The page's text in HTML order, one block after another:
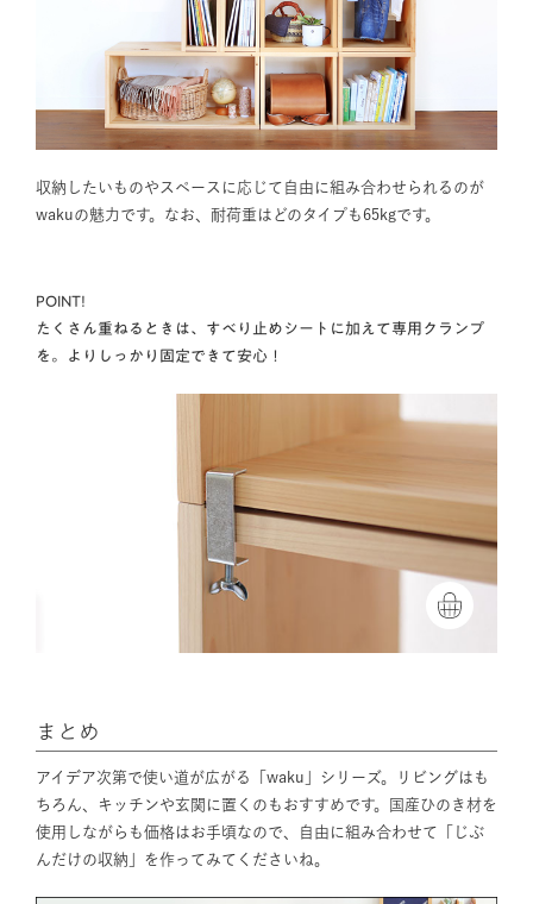
収納したいものやスペースに応じて自由に組み合わせられるのが
wakuの魅力です。なお、耐荷重はどのタイプも65kgです。
POINT!
たくさん重ねるときは、すべり止めシートに加えて専用クランプ
を。よりしっかり固定できて安心！
まとめ
アイデア次第で使い道が広がる「waku」シリーズ。リビングはも
ちろん、キッチンや玄関に置くのもおすすめです。国産ひのき材を
使用しながらも価格はお手頃なので、自由に組み合わせて「じぶ
んだけの収納」を作ってみてくださいね。